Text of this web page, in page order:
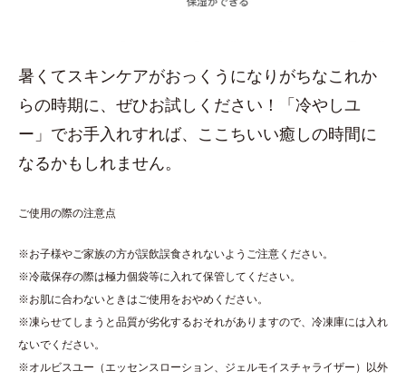
暑くてスキンケアがおっくうになりがちなこれか
らの時期に、ぜひお試しください！「冷やしユ
ー」でお手入れすれば、ここちいい癒しの時間に
なるかもしれません。
ご使用の際の注意点
※お子様やご家族の方が誤飲誤食されないようご注意ください。
※冷蔵保存の際は極力個袋等に入れて保管してください。
※お肌に合わないときはご使用をおやめください。
※凍らせてしまうと品質が劣化するおそれがありますので、冷凍庫には入れ
ないでください。
※オルビスユー（エッセンスローション、ジェルモイスチャライザー）以外